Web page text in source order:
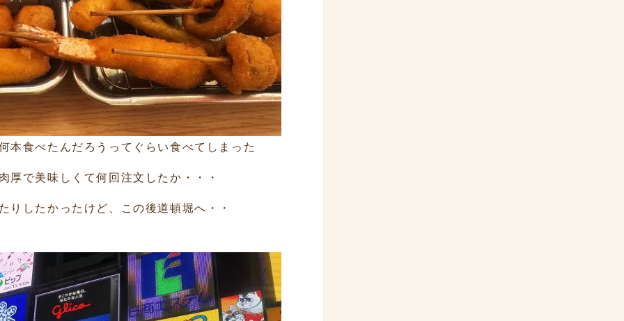
本食べたんだろうってぐらい食べてしまった
厚で美味しくて何回注文したか・・・
りしたかったけど、この後道頓堀へ・・